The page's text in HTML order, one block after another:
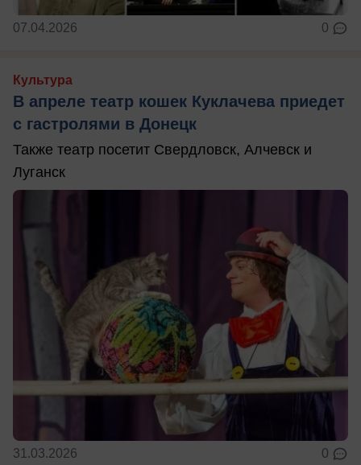
07.04.2026 0
Культура
В апреле театр кошек Куклачева приедет
с гастролями в Донецк
Также театр посетит Свердловск, Алчевск и
Луганск
31.03.2026 0